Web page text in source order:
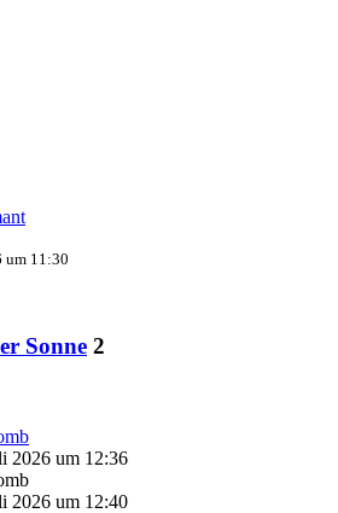
um 11:30
Sonne 2
2026 um 12:36
2026 um 12:40